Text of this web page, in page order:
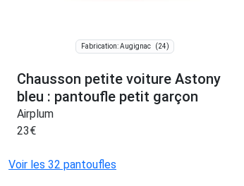
Fabrication: Augignac (24)
Chausson petite voiture Astony
bleu : pantoufle petit garçon
Airplum
23€
Voir les 32 pantoufles